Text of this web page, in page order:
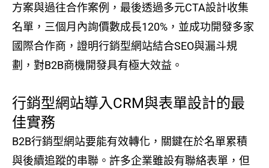
方案與過往合作案例，最後透過多元CTA設計收集
名單，三個月內詢價數成長120%，並成功開發多家
國際合作商，證明行銷型網站結合SEO與漏斗規
劃，對B2B商機開發具有極大效益。
行銷型網站導入CRM與表單設計的最
佳實務
B2B行銷型網站要能有效轉化，關鍵在於名單累積
與後續追蹤的串聯。許多企業雖設有聯絡表單，但